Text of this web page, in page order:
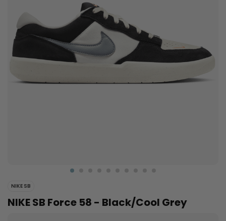
NIKE SB
NIKE SB Force 58 - Black/Cool Grey